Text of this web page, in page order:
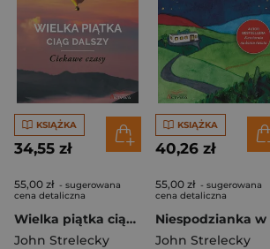
KSIĄŻKA
34,55 zł
55,00 zł - sugerowana
cena detaliczna
Wielka piątka ciąg dalszy Ciekawe czasy
John Strelecky
KSIĄŻKA
40,26 zł
55,00 zł - sugerowana
cena detaliczna
John Strelecky